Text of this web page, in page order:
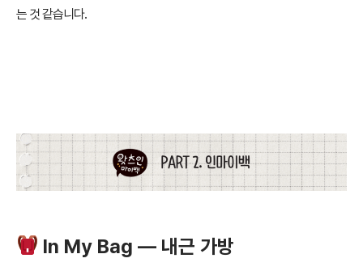
는 것 같습니다.
In My Bag — 내근 가방